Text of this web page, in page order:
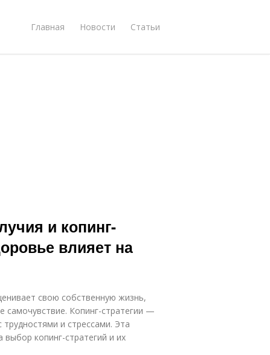
Главная Новости Статьи
и копинг-
влияет на
свою собственную жизнь,
самочувствие. Копинг-стратегии —
и стрессами. Эта
выбор копинг-стратегий и их